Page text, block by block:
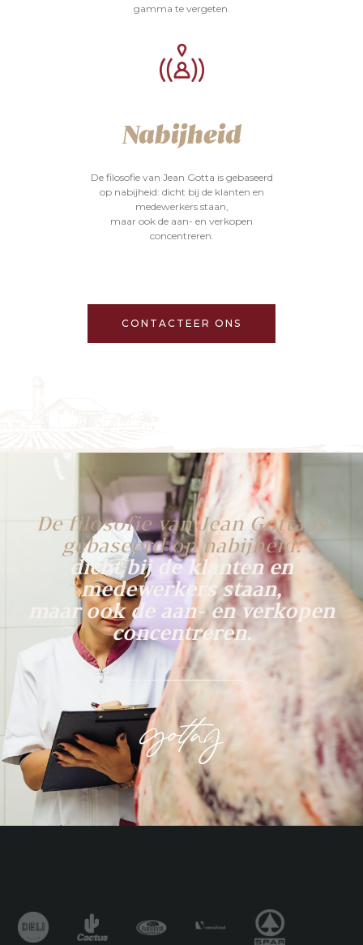
gamma te vergeten.
Nabijheid
De filosofie van Jean Gotta is gebaseerd
op nabijheid: dicht bij de klanten en
medewerkers staan,
maar ook de aan- en verkopen
concentreren.
CONTACTEER ONS
De filosofie van Jean Gotta is
gebaseerd op nabijheid:
dicht bij de klanten en
medewerkers staan,
maar ook de aan- en verkopen
concentreren.